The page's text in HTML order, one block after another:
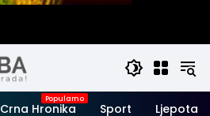
Crna Hronika Sport Ljepota i